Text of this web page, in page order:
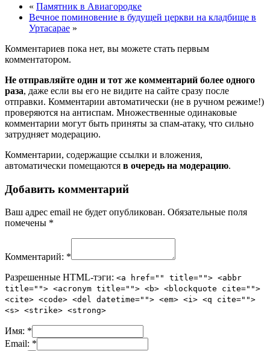
« Памятник в Авиагородке
Вечное поминовение в будущей церкви на кладбище в
Уртасарае »
Комментариев пока нет, вы можете стать первым
комментатором.
Не отправляйте один и тот же комментарий более одного
раза, даже если вы его не видите на сайте сразу после
отправки. Комментарии автоматически (не в ручном режиме!)
проверяются на антиспам. Множественные одинаковые
комментарии могут быть приняты за спам-атаку, что сильно
затрудняет модерацию.
Комментарии, содержащие ссылки и вложения,
автоматически помещаются в очередь на модерацию.
Добавить комментарий
Ваш адрес email не будет опубликован. Обязательные поля
помечены *
Комментарий: *
Разрешенные HTML-тэги: <a href="" title=""> <abbr
title=""> <acronym title=""> <b> <blockquote cite="">
<cite> <code> <del datetime=""> <em> <i> <q cite="">
<s> <strike> <strong>
Имя: *
Email: *